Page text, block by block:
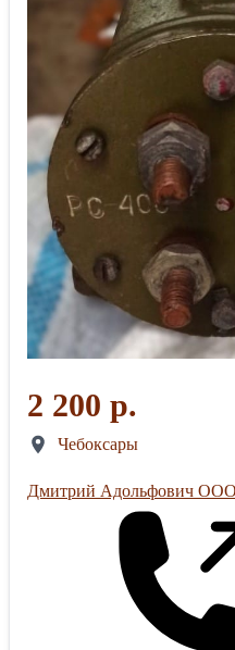
2 200 р.
Чебоксары
Дмитрий Адольфович